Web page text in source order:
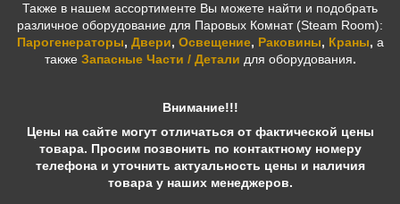
Также в нашем ассортименте Вы можете найти и подобрать
различное оборудование для Паровых Комнат (Steam Room):
Парогенераторы, Двери, Освещение, Раковины, Краны, а
также Запасные Части / Детали для оборудования.
Внимание!!!
Цены на сайте могут отличаться от фактической цены
товара. Просим позвонить по контактному номеру
телефона и уточнить актуальность цены и наличия
товара у наших менеджеров.